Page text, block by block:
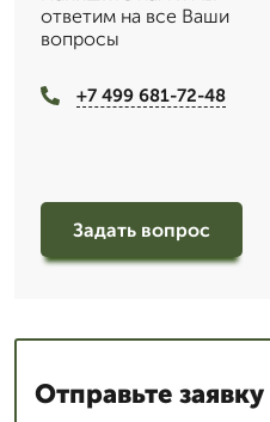
ответим на все Ваши
вопросы
+7 499 681-72-48
Задать вопрос
Отправьте заявку